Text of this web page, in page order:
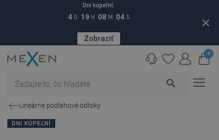
Dni kúpeľní:
4 D 19 H 08 M 03 S
Zobraziť
close
search
0
Lineárne podlahové odtoky
DNI KÚPEĽNÍ